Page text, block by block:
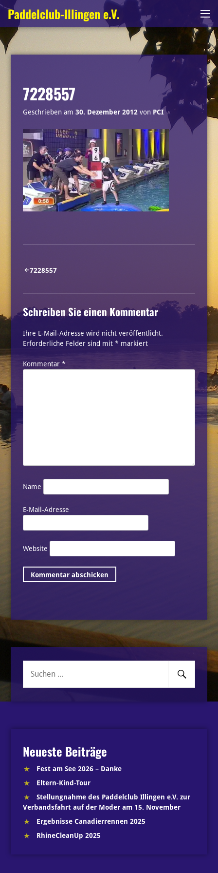
Zum
Inhalt
springen
Paddelclub-Illingen e.V.
7228557
Geschrieben am 30. Dezember 2012von PCI
Beitragsnavigation
7228557
Schreiben Sie einen Kommentar
Ihre E-Mail-Adresse wird nicht veröffentlicht.
Erforderliche Felder sind mit * markiert
Kommentar *
Name
E-Mail-Adresse
Website
Suche
Senden
Neueste Beiträge
Fest am See 2026 – Danke
Eltern-Kind-Tour
Stellungnahme des Paddelclub Illingen e.V. zur
Verbandsfahrt auf der Moder am 15. November
Ergebnisse Canadierrennen 2025
RhineCleanUp 2025